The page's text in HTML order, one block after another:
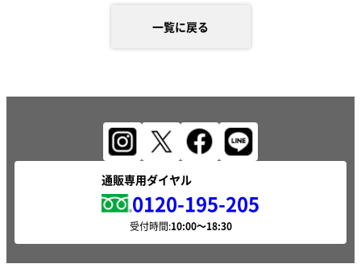
一覧に戻る
通販専用ダイヤル
0120-195-205
受付時間: